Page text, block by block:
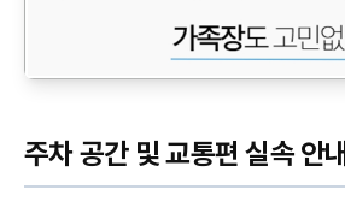
주차 공간 및 교통편 실속 안내